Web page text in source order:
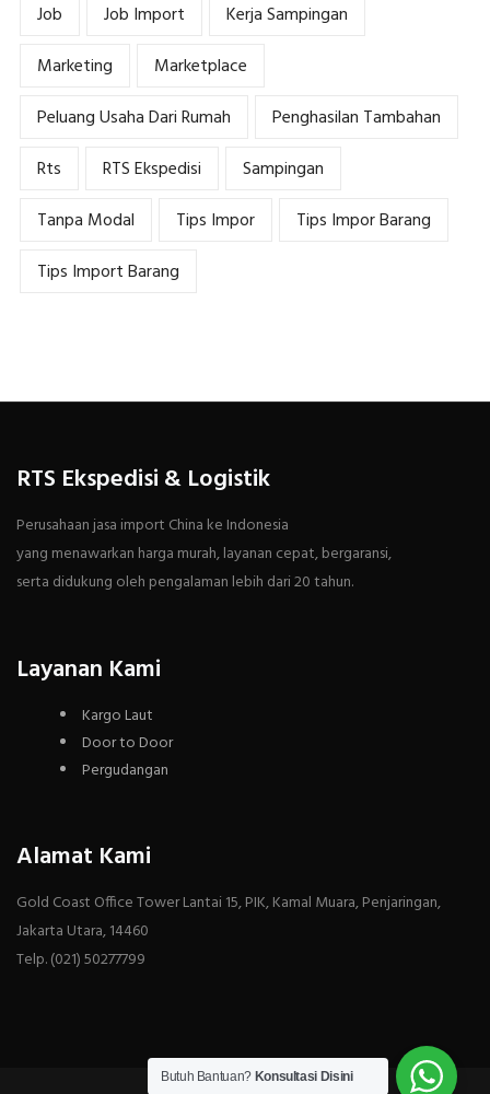
Job
Job Import
Kerja Sampingan
Marketing
Marketplace
Peluang Usaha Dari Rumah
Penghasilan Tambahan
Rts
RTS Ekspedisi
Sampingan
Tanpa Modal
Tips Impor
Tips Impor Barang
Tips Import Barang
RTS Ekspedisi & Logistik
Perusahaan jasa import China ke Indonesia
yang menawarkan harga murah, layanan cepat, bergaransi,
serta didukung oleh pengalaman lebih dari 20 tahun.
Layanan Kami
Kargo Laut
Door to Door
Pergudangan
Alamat Kami
Gold Coast Office Tower Lantai 15, PIK, Kamal Muara, Penjaringan,
Jakarta Utara, 14460
Telp. (021) 50277799
Butuh Bantuan? Konsultasi Disini